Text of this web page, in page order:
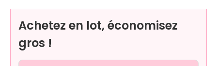
Achetez en lot, économisez
gros !